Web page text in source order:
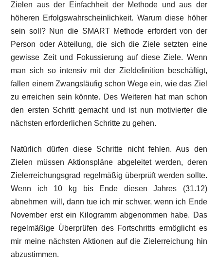
Zielen aus der Einfachheit der Methode und aus der
höheren Erfolgswahrscheinlichkeit. Warum diese höher
sein soll? Nun die SMART Methode erfordert von der
Person oder Abteilung, die sich die Ziele setzten eine
gewisse Zeit und Fokussierung auf diese Ziele. Wenn
man sich so intensiv mit der Zieldefinition beschäftigt,
fallen einem Zwangsläufig schon Wege ein, wie das Ziel
zu erreichen sein könnte. Des Weiteren hat man schon
den ersten Schritt gemacht und ist nun motivierter die
nächsten erforderlichen Schritte zu gehen.
Natürlich dürfen diese Schritte nicht fehlen. Aus den
Zielen müssen Aktionspläne abgeleitet werden, deren
Zielerreichungsgrad regelmäßig überprüft werden sollte.
Wenn ich 10 kg bis Ende diesen Jahres (31.12)
abnehmen will, dann tue ich mir schwer, wenn ich Ende
November erst ein Kilogramm abgenommen habe. Das
regelmäßige Überprüfen des Fortschritts ermöglicht es
mir meine nächsten Aktionen auf die Zielerreichung hin
abzustimmen.